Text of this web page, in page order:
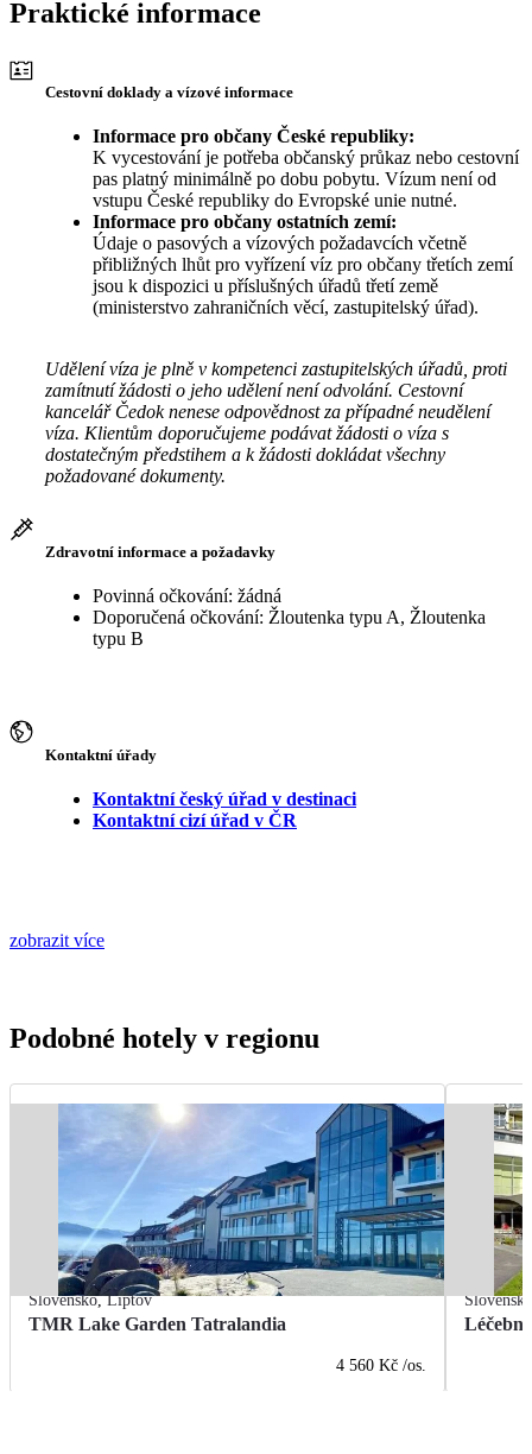
Praktické informace
Cestovní doklady a vízové informace
Informace pro občany České republiky:
K vycestování je potřeba občanský průkaz nebo cestovní
pas platný minimálně po dobu pobytu. Vízum není od
vstupu České republiky do Evropské unie nutné.
Informace pro občany ostatních zemí:
Údaje o pasových a vízových požadavcích včetně
přibližných lhůt pro vyřízení víz pro občany třetích zemí
jsou k dispozici u příslušných úřadů třetí země
(ministerstvo zahraničních věcí, zastupitelský úřad).
Udělení víza je plně v kompetenci zastupitelských úřadů, proti
zamítnutí žádosti o jeho udělení není odvolání. Cestovní
kancelář Čedok nenese odpovědnost za případné neudělení
víza. Klientům doporučujeme podávat žádosti o víza s
dostatečným předstihem a k žádosti dokládat všechny
požadované dokumenty.
Zdravotní informace a požadavky
Povinná očkování: žádná
Doporučená očkování: Žloutenka typu A, Žloutenka
typu B
Kontaktní úřady
Kontaktní český úřad v destinaci
Kontaktní cizí úřad v ČR
zobrazit více
Podobné hotely v regionu
Slovensko,Liptov
TMR Lake Garden Tatralandia
4 560 Kč /os.